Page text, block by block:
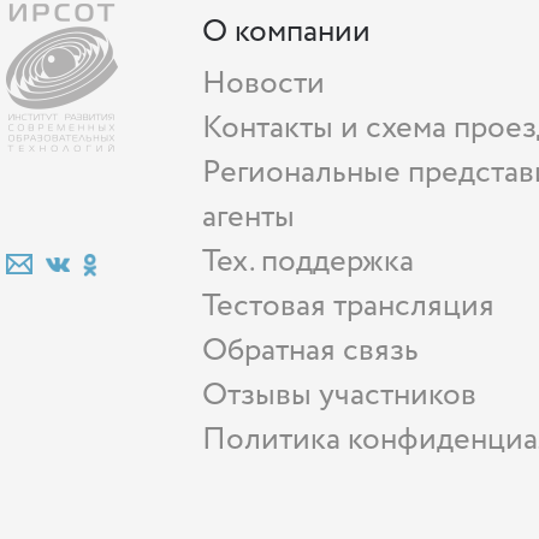
О компании
Новости
Контакты и схема
Региональные
агенты
Тех. поддержка
Тестовая трансляция
Обратная связь
Отзывы участников
Политика